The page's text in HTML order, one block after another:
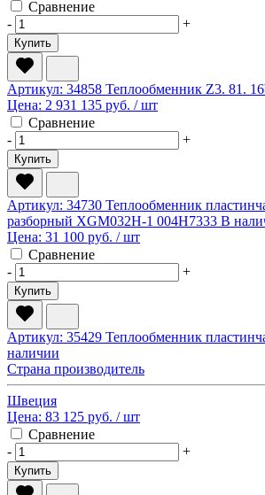
Сравнение
-
+
Купить
Артикул: 34858 Теплообменник Z3. 81.
Цена: 2 931 135 руб. / шт
Сравнение
-
+
Купить
Артикул: 34730 Теплообменник
разборный XGM032H-1 004H7333 В
Цена: 31 100 руб. / шт
Сравнение
-
+
Купить
Артикул: 35429 Теплообменник
наличии
Страна производитель
Швеция
Цена: 83 125 руб. / шт
Сравнение
-
+
Купить